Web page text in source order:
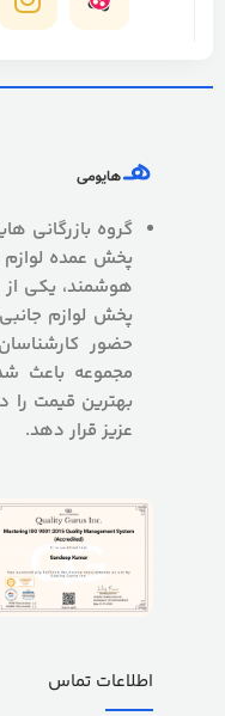
پخش عمده لوازم
هوشمند، یکی
پخش لوازم
حضور
مجموعه باعث
بهترین قیمت را
عزیز قرار دهد.
اطلاعات تماس